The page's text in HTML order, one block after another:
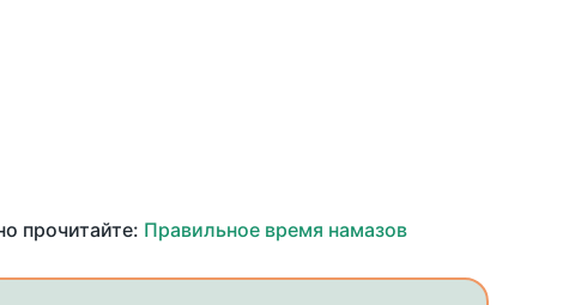
прочитайте: Правильное время намазов